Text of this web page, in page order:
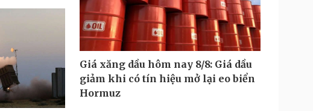
Giá xăng dầu hôm nay 8/8: Giá dầu
giảm khi có tín hiệu mở lại eo biển
Hormuz